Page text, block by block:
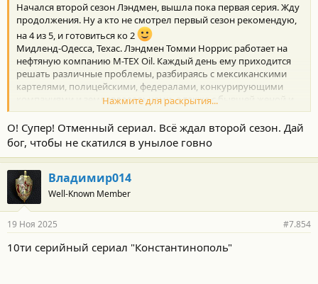
Начался второй сезон Лэндмен, вышла пока первая серия. Жду
продолжения. Ну а кто не смотрел первый сезон рекомендую,
на 4 из 5, и готовиться ко 2
Мидленд-Одесса, Техас. Лэндмен Томми Норрис работает на
нефтяную компанию M-TEX Oil. Каждый день ему приходится
решать различные проблемы, разбираясь с мексиканскими
картелями, полицейскими, федералами, конкурирующими
компаниями и землевладельцами, а также с бывшей женой и
двумя взрослыми детьми.
Описание общее, а так и сценаристы хорошие, что редко, да и
актёры Б
Б. Торнтон, Д. Мур. Э. Гарсия
Нажмите для раскрытия...
О! Супер! Отменный сериал. Всё ждал второй сезон. Дай
бог, чтобы не скатился в унылое говно
Владимир014
Well-Known Member
19 Ноя 2025 #7.854
10ти серийный сериал "Константинополь"